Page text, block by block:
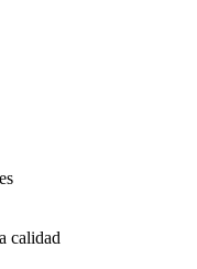
calidad